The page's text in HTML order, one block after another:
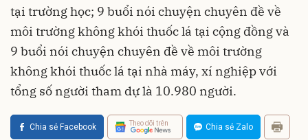
tại trường học; 9 buổi nói chuyện chuyên đề về
môi trường không khói thuốc lá tại cộng đồng và
9 buổi nói chuyện chuyên đề về môi trường
không khói thuốc lá tại nhà máy, xí nghiệp với
tổng số người tham dự là 10.980 người.
Chia sẻ Facebook Theo dõi trên Chia sẻ Zalo